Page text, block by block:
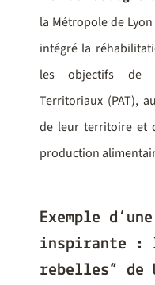
la Métropole de
intégré la
les objectifs de
Territoriaux (PAT),
de leur territoire et
production
Exemple
inspirante :
rebelles” de